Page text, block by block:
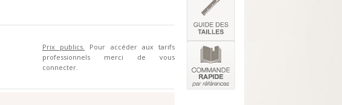
Prix publics. Pour accéder aux tarifs
professionnels merci de vous
connecter.